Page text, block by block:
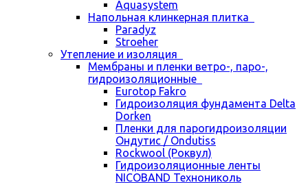
Aquasystem
Напольная клинкерная плитка
Paradyz
Stroeher
Утепление и изоляция
Мембраны и пленки ветро-, паро-,
гидроизоляционные
Eurotop Fakro
Гидроизоляция фундамента Delta
Dorken
Пленки для парогидроизоляции
Ондутис / Ondutiss
Rockwool (Роквул)
Гидроизоляционные ленты
NICOBAND Технониколь